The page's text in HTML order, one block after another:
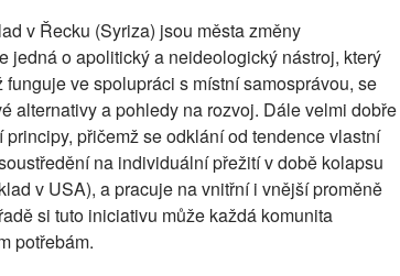
v Řecku (Syriza) jsou města změny
jedná o apolitický a neideologický nástroj, který
ve spolupráci s místní samosprávou, se
alternativy a pohledy na rozvoj. Dále velmi dobře
přičemž se odklání od tendence vlastní
na individuální přežití v době kolapsu
v USA), a pracuje na vnitřní i vnější proměně
si tuto iniciativu může každá komunita
potřebám.